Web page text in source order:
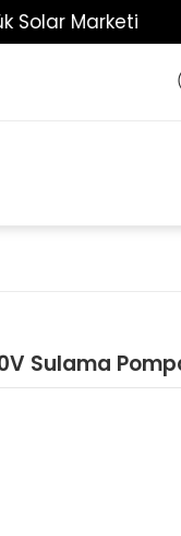
Marketi
Sulama